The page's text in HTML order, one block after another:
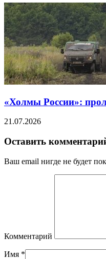
«Холмы России»:
21.07.2026
Оставить
Ваш email нигде не будет
Комментарий
Имя *